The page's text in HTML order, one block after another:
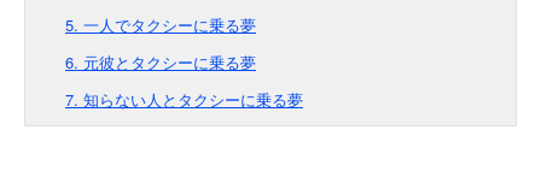
5. 一人でタクシーに乗る夢
6. 元彼とタクシーに乗る夢
7. 知らない人とタクシーに乗る夢